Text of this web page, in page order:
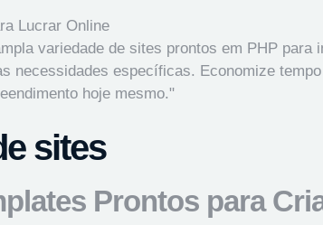
variedade de sites prontos em PHP
necessidades específicas. Economize
hoje mesmo."
sites
Prontos para